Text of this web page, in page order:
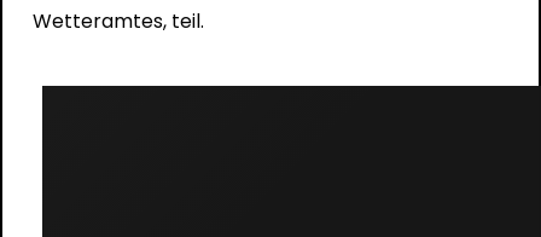
Wetteramtes, teil.